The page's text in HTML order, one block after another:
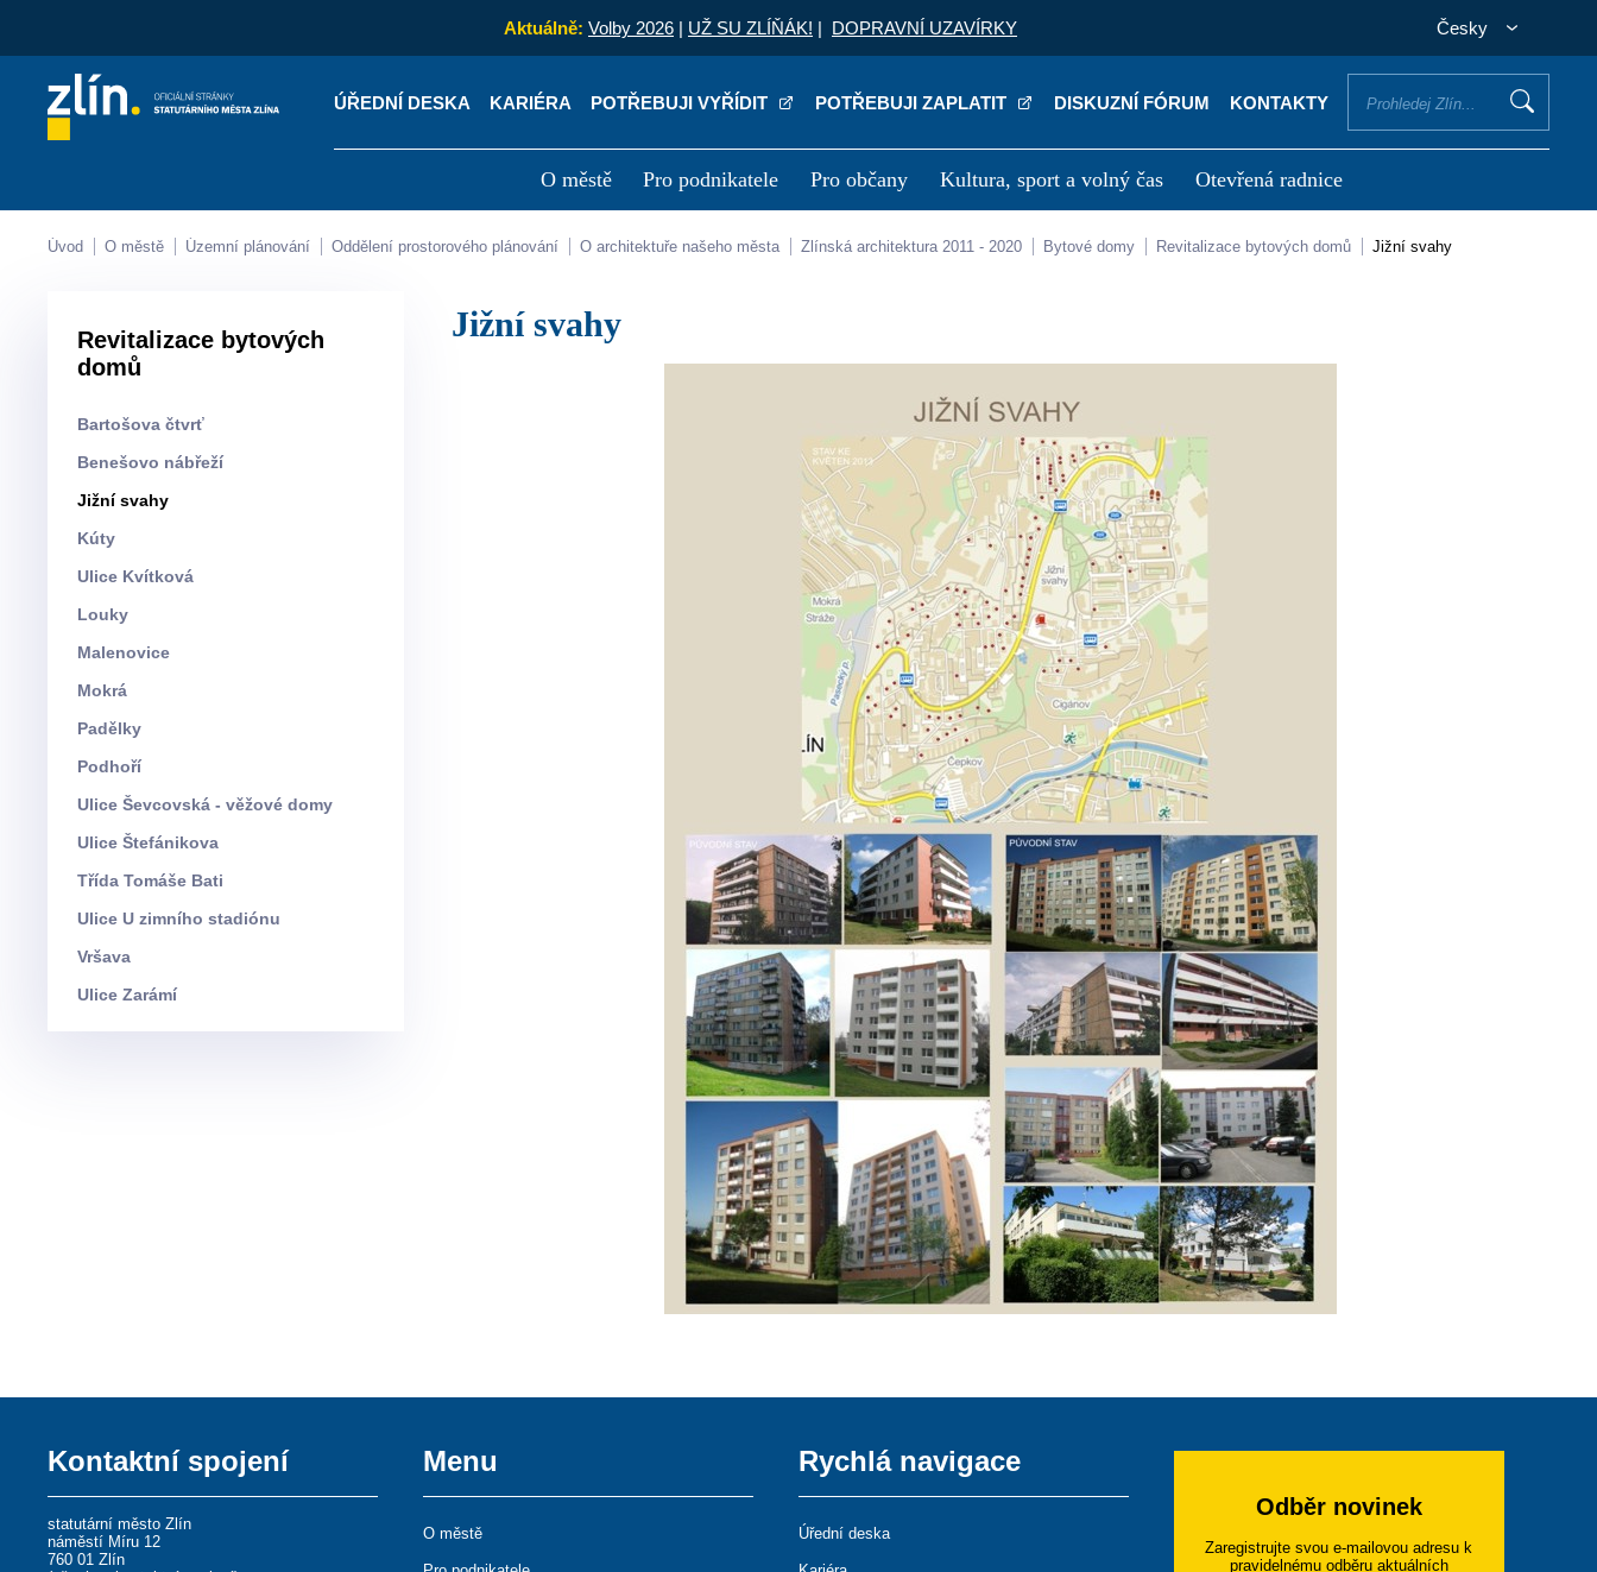
Aktuálně: Volby 2026 | UŽ SU ZLÍŇÁK! | DOPRAVNÍ UZAVÍRKY Česky
ÚŘEDNÍ DESKA KARIÉRA POTŘEBUJI VYŘÍDIT POTŘEBUJI ZAPLATIT DISKUZNÍ FÓRUM KONTAKTY
O městě Pro podnikatele Pro občany Kultura, sport a volný čas Otevřená radnice
Kontakty Úřední deska Kariéra Potřebuji vyřídit Potřebuji zaplatit
Úvod O městě Územní plánování Oddělení prostorového plánování O architektuře našeho města Zlínská architektura 2011 - 2020 Bytové domy Revitalizace bytových domů Jižní svahy
Revitalizace bytových
domů
Bartošova čtvrť
Benešovo nábřeží
Jižní svahy
Kúty
Ulice Kvítková
Louky
Malenovice
Mokrá
Padělky
Podhoří
Ulice Ševcovská - věžové domy
Ulice Štefánikova
Třída Tomáše Bati
Ulice U zimního stadiónu
Vršava
Ulice Zarámí
Jižní svahy
Kontaktní spojení
statutární město Zlín
náměstí Míru 12
760 01 Zlín
Menu
O městě
Rychlá navigace
Úřední deska
Odběr novinek
Zaregistrujte svou e-mailovou adresu k
pravidelnému odběru aktuálních